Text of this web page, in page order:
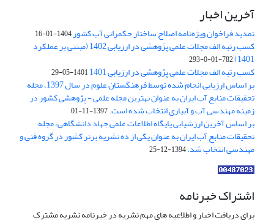
آخرین اخبار
تمدید فراخوان ویژه‌نامه اصلاح ساختار حکمرانی آب کشور1404-01-16
کسب رتبه الف مجلات علمی پژوهشی در ارزیابی 1402 (مبتنی بر عملکرد
1401)
782-01-0-293
کسب رتبه الف مجلات علمی پژوهشی در ارزیابی 1401 1401-05-29
بر اساس ارزیابی انجام شده توسط فرهنگستان علوم در سال 1397، مجله
تحقیقات منابع آب ایران به عنوان بهترین مجله علمی - پژوهشی کشور در
زمینه مهندسی آب و آبیاری انتخاب شده است.1397-11-01
بر اساس آخرین ارزشیابی پایگاه اطلاعات علمی جهاد دانشگاهی، مجله
تحقیقات منابع آب ایران به عنوان یکی از ده نشریه برتر کشور در گروه فنی و
مهندسی انتخاب شد.1394-12-25
اشتراک خبرنامه
برای دریافت اخبار و اطلاعیه های مهم نشریه در خبرنامه نشریه مشترک